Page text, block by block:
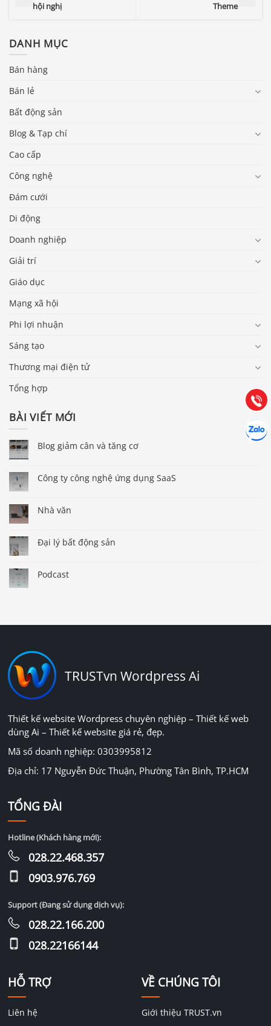
hội nghị
Theme
DANH MỤC
Bán hàng
Bán lẻ
Bất động sản
Blog & Tạp chí
Cao cấp
Công nghệ
Đám cưới
Di động
Doanh nghiệp
Giải trí
Giáo dục
Mạng xã hội
Phi lợi nhuận
Sáng tạo
Thương mại điện tử
Tổng hợp
BÀI VIẾT MỚI
Blog giảm cân và tăng cơ
Công ty công nghệ ứng dụng SaaS
Nhà văn
Đại lý bất động sản
Podcast
TRUSTvn Wordpress Ai
Thiết kế website Wordpress chuyên nghiệp – Thiết kế web
dùng Ai – Thiết kế website giá rẻ, đẹp.
Mã số doanh nghiệp: 0303995812
Địa chỉ: 17 Nguyễn Đức Thuận, Phường Tân Bình, TP.HCM
HỖ TRỢ
Liên hệ
VỀ CHÚNG TÔI
Giới thiệu TRUST.vn
TỔNG ĐÀI
Hotline (Khách hàng mới):
028.22.468.357
0903.976.769
Support (Đang sử dụng dịch vụ):
028.22.166.200
028.22166144
Gọi
Hướng dẫn & Hỗ trợ:
(028) 22.166.144
Chát